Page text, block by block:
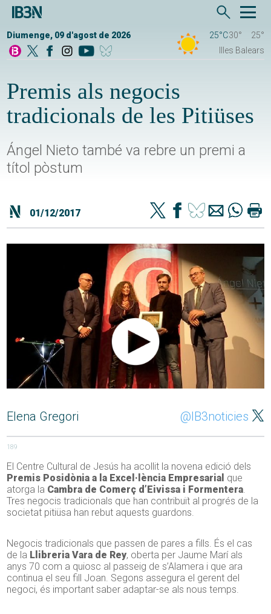
Diumenge, 09 d'agost de 2026 25°C30°
25°
Illes Balears
Premis als negocis
tradicionals de les Pitiüses
Ángel Nieto també va rebre un premi a
títol pòstum
01/12/2017
Elena Gregori @IB3noticies
189
El Centre Cultural de Jesús ha acollit la novena edició dels
Premis Posidònia a la Excel·lència Empresarial que
atorga la Cambra de Comerç d’Eivissa i Formentera.
Tres negocis tradicionals que han contribuït al progrés de la
societat pitiüsa han rebut aquests guardons.
Negocis tradicionals que passen de pares a fills. És el cas
de la Llibreria Vara de Rey, oberta per Jaume Marí als
anys 70 com a quiosc al passeig de s’Alamera i que ara
continua el seu fill Joan. Segons assegura el gerent del
negoci, és important saber adaptar-se als nous temps.